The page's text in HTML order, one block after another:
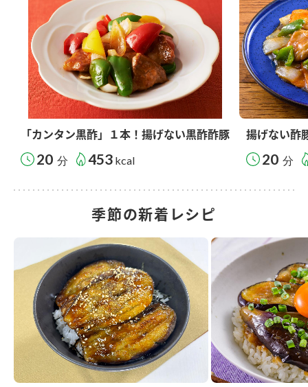
「カンタン黒酢」１本！揚げない黒酢酢豚
20 分 453 kcal
揚げない酢
20 分
季節の新着レシピ